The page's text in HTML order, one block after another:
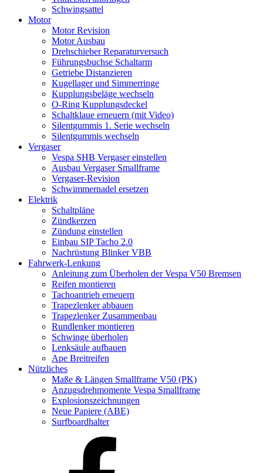
Schwingsattel
Motor
Motor Revision
Motor Ausbau
Drehschieber Reparaturversuch
Führungsbuchse Schaltarm
Getriebe Distanzieren
Kugellager und Simmerringe
Kupplungsbeläge wechseln
O-Ring Kupplungsdeckel
Schaltklaue erneuern (mit Video)
Silentgummis 1. Serie wechseln
Silentgummis wechseln
Vergaser
Vespa SHB Vergaser einstellen
Ausbau Vergaser Smallframe
Vergaser-Revision
Schwimmernadel ersetzen
Elektrik
Schaltpläne
Zündkerzen
Zündung einstellen
Einbau SIP Tacho 2.0
Nachrüstung Blinker VBB
Fahrwerk-Lenkung
Anleitung zum Überholen der Vespa V50 Bremsen
Reifen montieren
Tachoantrieb erneuern
Trapezlenker abbauen
Trapezlenker Zusammenbau
Rundlenker montieren
Schwinge überholen
Lenksäule aufbauen
Ape Breitreifen
Nützliches
Maße & Längen Smallframe V50 (PK)
Anzugsdrehmomente Vespa Smallframe
Explosionszeichnungen
Neue Papiere (ABE)
Surfboardhalter